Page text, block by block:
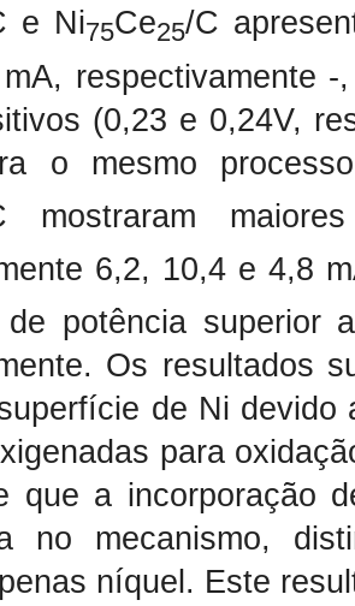
e Ni75Ce25/C
respectivamente
(0,23 e 0,24V,
o mesmo
mostraram
6,2, 10,4 e 4,8
de potência
Os resultados
de Ni devido
para
que a incorporação
no mecanismo,
níquel. Este